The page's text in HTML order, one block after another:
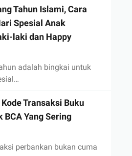
Tahun Islami, Cara
Spesial Anak
laki dan Happy
adalah bingkai untuk
Transaksi Buku
BCA Yang Sering
perbankan bukan cuma